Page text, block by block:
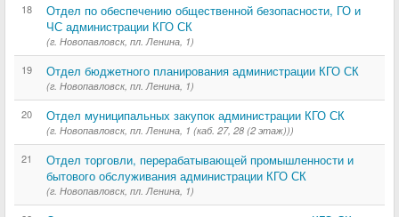
18
Отдел по обеспечению общественной безопасности, ГО и
ЧС администрации КГО СК
(г. Новопавловск, пл. Ленина, 1)
19 Отдел бюджетного планирования администрации КГО СК
(г. Новопавловск, пл. Ленина, 1)
20 Отдел муниципальных закупок администрации КГО СК
(г. Новопавловск, пл. Ленина, 1 (каб. 27, 28 (2 этаж)))
21
Отдел торговли, перерабатывающей промышленности и
бытового обслуживания администрации КГО СК
(г. Новопавловск, пл. Ленина, 1)